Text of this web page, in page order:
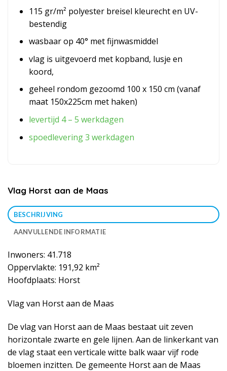
115 gr/m² polyester breisel kleurecht en UV-
bestendig
wasbaar op 40° met fijnwasmiddel
vlag is uitgevoerd met kopband, lusje en
koord,
geheel rondom gezoomd 100 x 150 cm (vanaf
maat 150x225cm met haken)
levertijd 4 – 5 werkdagen
spoedlevering 3 werkdagen
Vlag Horst aan de Maas
BESCHRIJVING
AANVULLENDE INFORMATIE
Inwoners: 41.718
Oppervlakte: 191,92 km²
Hoofdplaats: Horst
Vlag van Horst aan de Maas
De vlag van Horst aan de Maas bestaat uit zeven
horizontale zwarte en gele lijnen. Aan de linkerkant van
de vlag staat een verticale witte balk waar vijf rode
bloemen inzitten. De gemeente Horst aan de Maas